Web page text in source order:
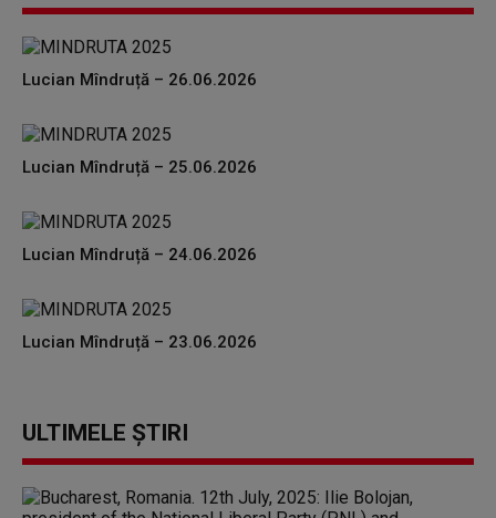
Lucian Mîndruță – 26.06.2026
Lucian Mîndruță – 25.06.2026
Lucian Mîndruță – 24.06.2026
Lucian Mîndruță – 23.06.2026
ULTIMELE ȘTIRI